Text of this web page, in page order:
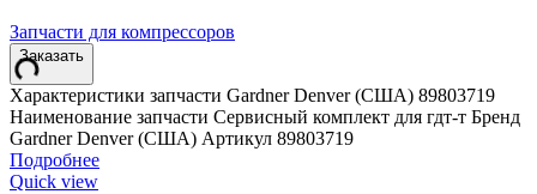
Запчасти для компрессоров
Заказать
Характеристики запчасти Gardner Denver (США) 89803719
Наименование запчасти Сервисный комплект для гдт-т Бренд
Gardner Denver (США) Артикул 89803719
Подробнее
Quick view